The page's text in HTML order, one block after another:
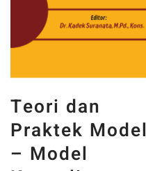
Teori dan
Praktek Model
– Model